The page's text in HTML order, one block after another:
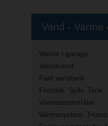
Vand - Varme
Varme i garage
Varmtvand
Fast vandtank
Frostsik. Spilv. Tank
Vandstandsmåler
Varmesystem: